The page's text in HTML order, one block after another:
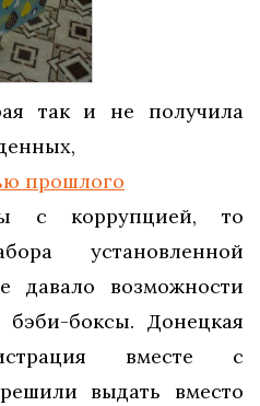
так и не получила
прошлого
с коррупцией, то
установленной
возможности
бэби-боксы. Донецкая
вместе с
выдать вместо